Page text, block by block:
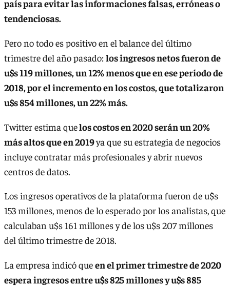
país para evitar las informaciones falsas, erróneas o
tendenciosas.
Pero no todo es positivo en el balance del último
trimestre del año pasado:los ingresos netos fueron de
u$s 119 millones, un 12% menos que en ese período de
2018, por el incremento en los costos, que totalizaron
u$s 854 millones, un 22% más.
Twitter estima quelos costos en 2020 serán un 20%
más altos que en 2019ya que su estrategia de negocios
incluye contratar más profesionales y abrir nuevos
centros de datos.
Los ingresos operativos de la plataforma fueron de u$s
153 millones, menos de lo esperado por los analistas, que
calculaban u$s 161 millones y de los u$s 207 millones
del último trimestre de 2018.
La empresa indicó queen el primer trimestre de 2020
espera ingresos entre u$s 825 millones y u$s 885